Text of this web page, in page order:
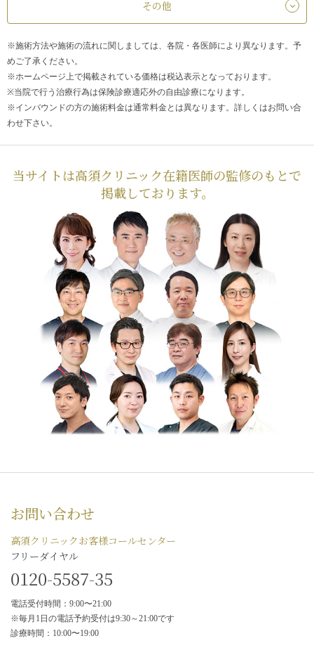
その他
※施術方法や施術の流れに関しましては、各院・各医師により異なります。予
めご了承ください。
※ホームページ上で掲載されている価格は税込表示となっております。
※当院で行う治療行為は保険診療適応外の自由診療になります。
※インバウンドの方の施術料金は通常料金とは異なります。詳しくはお問い合
わせ下さい。
当サイトは高須クリニック在籍医師の監修のもとで
掲載しております。
お問い合わせ
高須クリニックお客様コールセンター
フリーダイヤル
0120-5587-35
電話受付時間：9:00〜21:00
※毎月1日の電話予約受付は9:30～21:00です
診療時間：10:00〜19:00